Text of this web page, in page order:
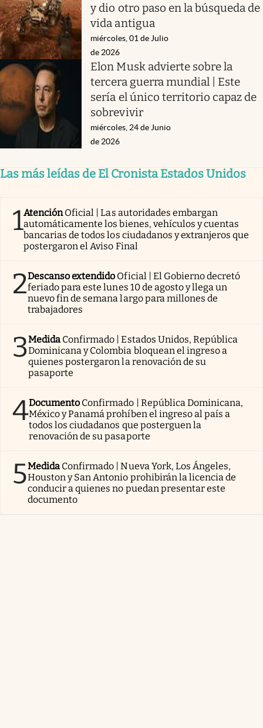
y dio otro paso en la búsqueda de
vida antigua
miércoles, 01 de Julio
de 2026
Elon Musk advierte sobre la
tercera guerra mundial | Este
sería el único territorio capaz de
sobrevivir
miércoles, 24 de Junio
de 2026
Las más leídas de El Cronista Estados Unidos
1AtenciónOficial | Las autoridades embargan
automáticamente los bienes, vehículos y cuentas
bancarias de todos los ciudadanos y extranjeros que
postergaron el Aviso Final
2Descanso extendido Oficial | El Gobierno decretó
feriado para este lunes 10 de agosto y llega un
nuevo fin de semana largo para millones de
trabajadores
3Medida Confirmado | Estados Unidos, República
Dominicana y Colombia bloquean el ingreso a
quienes postergaron la renovación de su
pasaporte
4Documento Confirmado | República Dominicana,
México y Panamá prohíben el ingreso al país a
todos los ciudadanos que posterguen la
renovación de su pasaporte
5Medida Confirmado | Nueva York, Los Ángeles,
Houston y San Antonio prohibirán la licencia de
conducir a quienes no puedan presentar este
documento